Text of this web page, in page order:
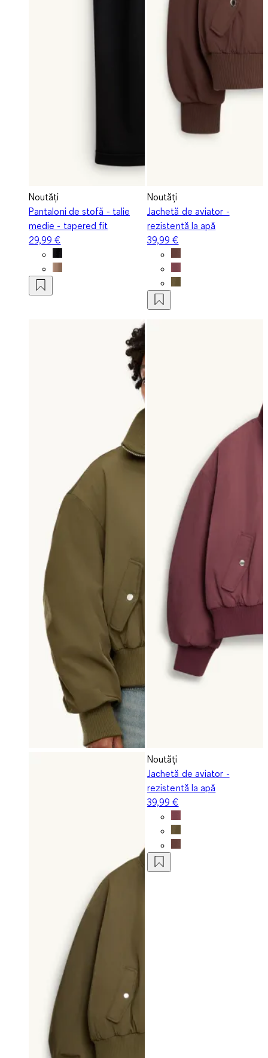
Noutăți
Pantaloni de stofă - talie
medie - tapered fit
29,99 €
Noutăți
Jachetă de aviator -
rezistentă la apă
39,99 €
Noutăți
Jachetă de aviator -
rezistentă la apă
39,99 €